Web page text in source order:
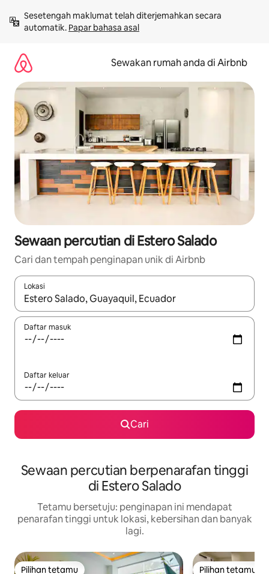
kandungan
Sesetengah maklumat telah diterjemahkan secara
automatik. Papar bahasa asal
Sewakan rumah anda di Airbnb
Sewaan percutian di Estero Salado
Cari dan tempah penginapan unik di Airbnb
Lokasi
Apabila hasil tersedia, navigasi dengan kekunci anak panah
Daftar masuk
Daftar keluar
Cari
Sewaan percutian berpenarafan tinggi
di Estero Salado
Tetamu bersetuju: penginapan ini mendapat
penarafan tinggi untuk lokasi, kebersihan dan banyak
lagi.
Pilihan tetamu Pilihan tetamu